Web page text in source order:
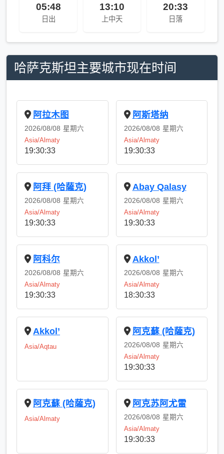
05:48
日出
13:10
上中天
20:33
日落
哈萨克斯坦主要城市现在时间
阿拉木图
2026/08/08 星期六
Asia/Almaty
19:30:33
阿斯塔纳
2026/08/08 星期六
Asia/Almaty
19:30:33
阿拜 (哈薩克)
2026/08/08 星期六
Asia/Almaty
19:30:33
Abay Qalasy
2026/08/08 星期六
Asia/Almaty
19:30:33
阿科尔
2026/08/08 星期六
Asia/Almaty
19:30:33
Akkol’
2026/08/08 星期六
Asia/Almaty
18:30:33
Akkol’
Asia/Aqtau
阿克蘇 (哈薩克)
2026/08/08 星期六
Asia/Almaty
19:30:33
阿克蘇 (哈薩克)
Asia/Almaty
阿克苏阿尤雷
2026/08/08 星期六
Asia/Almaty
19:30:33